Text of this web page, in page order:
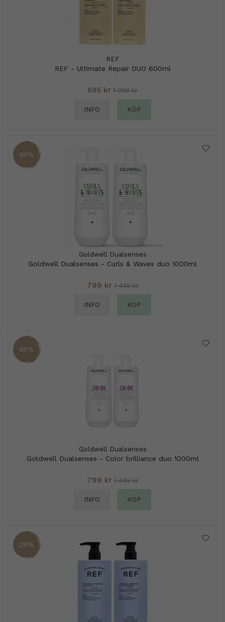
REF
REF - Ultimate Repair DUO 600ml
695 kr 1 098 kr
INFO KÖP
45%
Goldwell Dualsenses
Goldwell Dualsenses - Curls & Waves duo 1000ml
799 kr 1 442 kr
INFO KÖP
45%
Goldwell Dualsenses
Goldwell Dualsenses - Color brilliance duo 1000ml
799 kr 1 442 kr
INFO KÖP
29%